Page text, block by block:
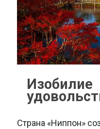
Изобилие
Страна «Ниппон»